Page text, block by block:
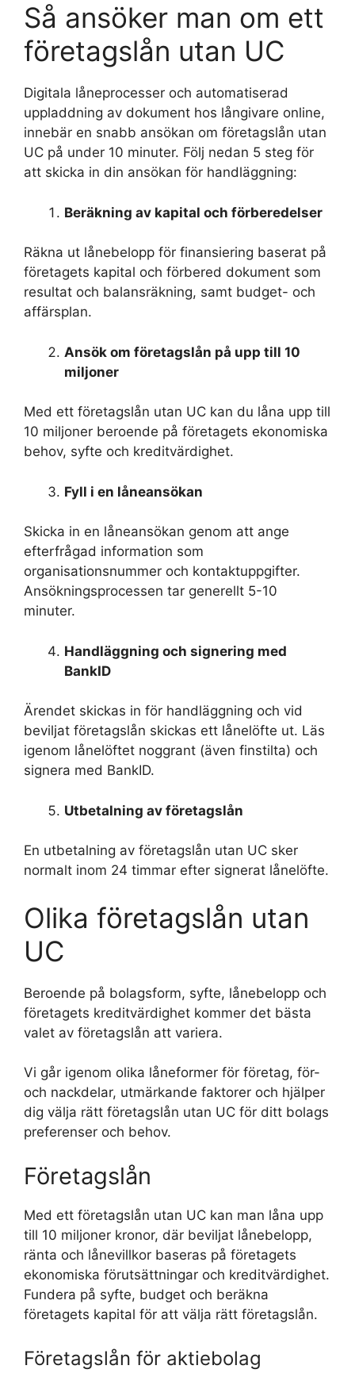
Så ansöker man om ett
företagslån utan UC
Digitala låneprocesser och automatiserad
uppladdning av dokument hos långivare online,
innebär en snabb ansökan om företagslån utan
UC på under 10 minuter. Följ nedan 5 steg för
att skicka in din ansökan för handläggning:
Beräkning av kapital och förberedelser
Räkna ut lånebelopp för finansiering baserat på
företagets kapital och förbered dokument som
resultat och balansräkning, samt budget- och
affärsplan.
Ansök om företagslån på upp till 10
miljoner
Med ett företagslån utan UC kan du låna upp till
10 miljoner beroende på företagets ekonomiska
behov, syfte och kreditvärdighet.
Fyll i en låneansökan
Skicka in en låneansökan genom att ange
efterfrågad information som
organisationsnummer och kontaktuppgifter.
Ansökningsprocessen tar generellt 5-10
minuter.
Handläggning och signering med
BankID
Ärendet skickas in för handläggning och vid
beviljat företagslån skickas ett lånelöfte ut. Läs
igenom lånelöftet noggrant (även finstilta) och
signera med BankID.
Utbetalning av företagslån
En utbetalning av företagslån utan UC sker
normalt inom 24 timmar efter signerat lånelöfte.
Olika företagslån utan
UC
Beroende på bolagsform, syfte, lånebelopp och
företagets kreditvärdighet kommer det bästa
valet av företagslån att variera.
Vi går igenom olika låneformer för företag, för-
och nackdelar, utmärkande faktorer och hjälper
dig välja rätt företagslån utan UC för ditt bolags
preferenser och behov.
Företagslån
Med ett företagslån utan UC kan man låna upp
till 10 miljoner kronor, där beviljat lånebelopp,
ränta och lånevillkor baseras på företagets
ekonomiska förutsättningar och kreditvärdighet.
Fundera på syfte, budget och beräkna
företagets kapital för att välja rätt företagslån.
Företagslån för aktiebolag